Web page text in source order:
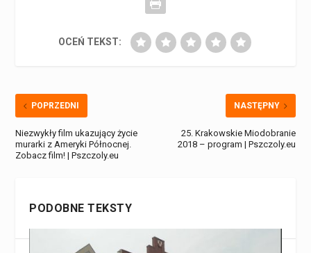
OCEŃ TEKST:
POPRZEDNI
Niezwykły film ukazujący życie
murarki z Ameryki Północnej.
Zobacz film! | Pszczoly.eu
NASTĘPNY
25. Krakowskie Miodobranie
2018 – program | Pszczoly.eu
PODOBNE TEKSTY